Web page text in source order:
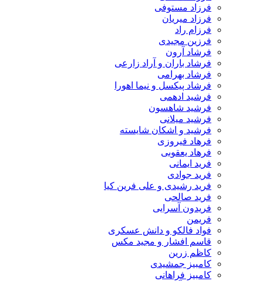
فرزاد مستوفی
فرزاد میریان
فرزام راد
فرزین مجیدی
فرشاد آرون
فرشاد باران و آراد زارعی
فرشاد بهرامی
فرشاد پیکسل و نیما اهورا
فرشید ادهمی
فرشید شاهسون
فرشید میلانی
فرشید و اشکان شایسته
فرهاد فیروزی
فرهاد یعقوبی
فرید ایمانی
فرید جوادی
فرید رشیدی و علی فرین کیا
فرید صالحی
فریدون آسرایی
فریمن
فواد فالکو و دانش عسکری
قاسم افشار و مجید مکس
کاظم زرین
کامبیز جمشیدی
کامبیز فراهانی